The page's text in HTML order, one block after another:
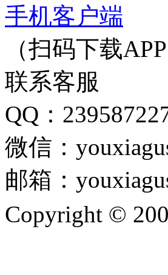
手机客户端
（扫码下载APP
联系客服
QQ：
微信：
邮箱：
Copyright ©